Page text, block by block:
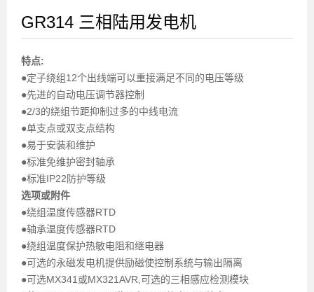
GR314 三相陆用发电机
特点:
●定子绕组12个出线端可以重接满足不同的电压等级
●先进的自动电压调节器控制
●2/3的绕组节距抑制过多的中线电流
●单支点或双支点结构
●易于安装和维护
●标准免维护密封轴承
●标准IP22防护等级
选项或附件
●绕组温度传感器RTD
●轴承温度传感器RTD
●绕组温度保护热敏电阻和继电器
●可选的永磁发电机提供励磁使控制系统与输出隔离
●可选MX341或MX321AVR,可选的三相感应检测模块